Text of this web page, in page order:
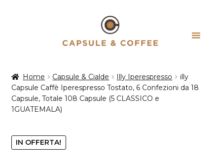
Home Capsule & Cialde Illy Iperespresso
illy
Capsule Caffè Iperespresso Tostato, 6 Confezioni da 18
Capsule, Totale 108 Capsule (5 CLASSICO e
1GUATEMALA)
IN OFFERTA!